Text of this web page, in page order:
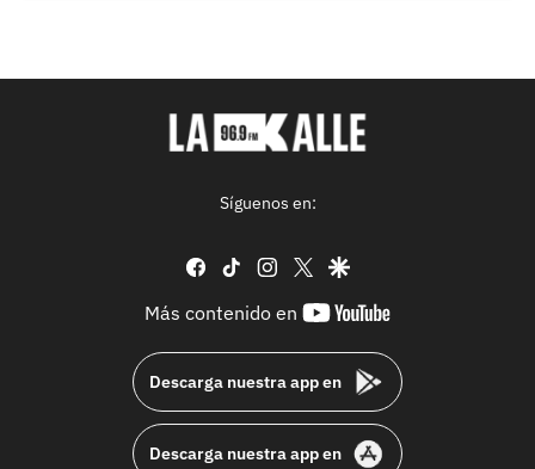
Síguenos en:
facebook
tiktok instagram
twittergoogle
Más contenido en
youtube-
Descarga nuestra app en
Descarga nuestra app en